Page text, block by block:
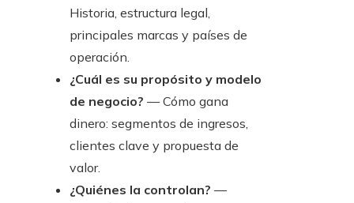
Historia, estructura legal,
principales marcas y países de
operación.
¿Cuál es su propósito y modelo
de negocio? — Cómo gana
dinero: segmentos de ingresos,
clientes clave y propuesta de
valor.
¿Quiénes la controlan? —